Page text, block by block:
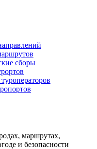
сборы
маршрутах,
и безопасности